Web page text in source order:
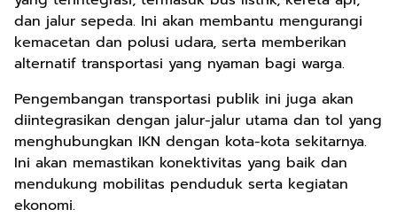
dan jalur sepeda. Ini akan membantu mengurangi
kemacetan dan polusi udara, serta memberikan
alternatif transportasi yang nyaman bagi warga.
Pengembangan transportasi publik ini juga akan
diintegrasikan dengan jalur-jalur utama dan tol yang
menghubungkan IKN dengan kota-kota sekitarnya.
Ini akan memastikan konektivitas yang baik dan
mendukung mobilitas penduduk serta kegiatan
ekonomi.